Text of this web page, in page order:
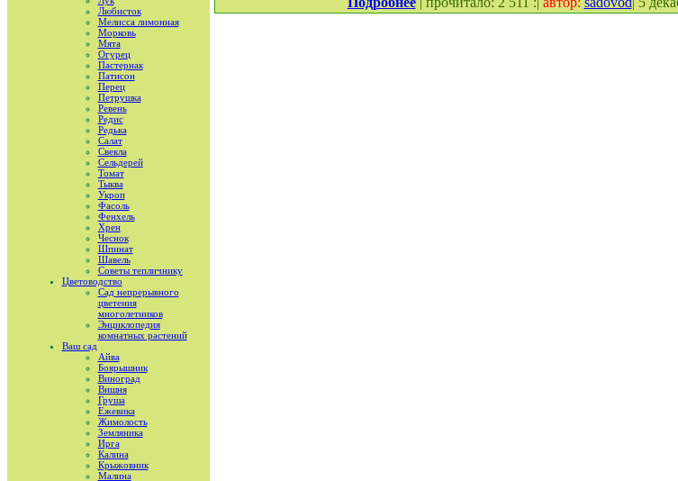
Любисток
Мелисса лимонная
Морковь
Мята
Огурец
Пастернак
Патисон
Перец
Петрушка
Ревень
Редис
Редька
Салат
Свекла
Сельдерей
Томат
Тыква
Укроп
Фасоль
Фенхель
Хрен
Чеснок
Шпинат
Шавель
Советы тепличнику
Цветоводство
Сад непрерывного
цветения
многолетников
Энциклопедия
комнатных растений
Ваш сад
Айва
Боярышник
Виноград
Вишня
Груша
Ежевика
Жимолость
Земляника
Ирга
Калина
Крыжовник
Малина